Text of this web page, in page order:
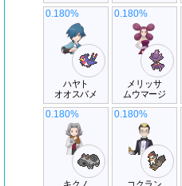
ハヤト
オオスバメ
0.180%
メリッサ
ムウマージ
0.180%
0.180% 0.180%